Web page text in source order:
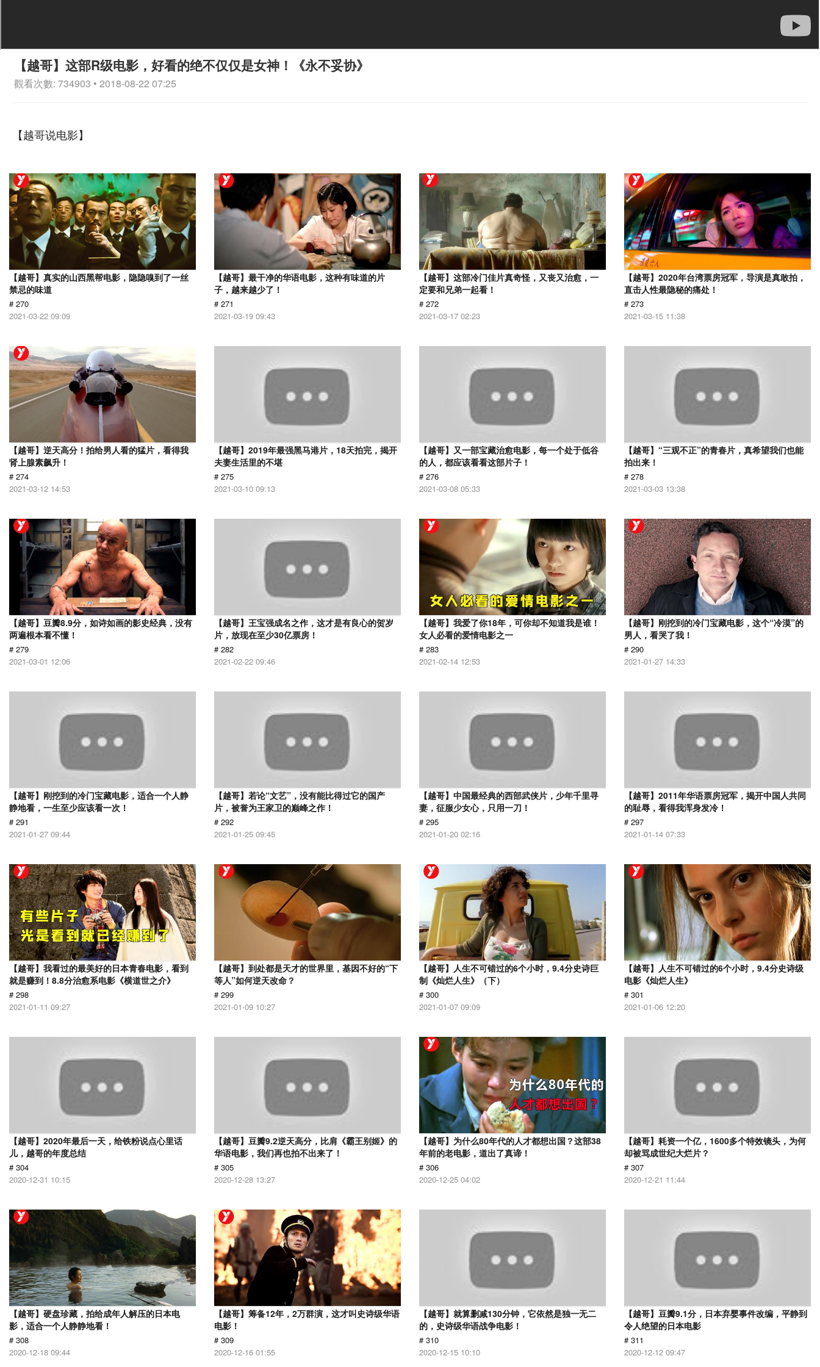
【越哥】这部R级电影，好看的绝不仅仅是女神！《永不妥协》
觀看次數: 734903 • 2018-08-22 07:25
【越哥说电影】
【越哥】真实的山西黑帮电影，隐隐嗅到了一丝
禁忌的味道
# 270
2021-03-22 09:09
【越哥】最干净的华语电影，这种有味道的片
子，越来越少了！
# 271
2021-03-19 09:43
【越哥】这部冷门佳片真奇怪，又丧又治愈，一
定要和兄弟一起看！
# 272
2021-03-17 02:23
【越哥】2020年台湾票房冠军，导演是真敢拍，
直击人性最隐秘的痛处！
# 273
2021-03-15 11:38
【越哥】逆天高分！拍给男人看的猛片，看得我
肾上腺素飙升！
# 274
2021-03-12 14:53
【越哥】2019年最强黑马港片，18天拍完，揭开
夫妻生活里的不堪
# 275
2021-03-10 09:13
【越哥】又一部宝藏治愈电影，每一个处于低谷
的人，都应该看看这部片子！
# 276
2021-03-08 05:33
【越哥】“三观不正”的青春片，真希望我们也能
拍出来！
# 278
2021-03-03 13:38
【越哥】豆瓣8.9分，如诗如画的影史经典，没有
两遍根本看不懂！
# 279
2021-03-01 12:06
【越哥】王宝强成名之作，这才是有良心的贺岁
片，放现在至少30亿票房！
# 282
2021-02-22 09:46
【越哥】我爱了你18年，可你却不知道我是谁！
女人必看的爱情电影之一
# 283
2021-02-14 12:53
【越哥】刚挖到的冷门宝藏电影，这个“冷漠”的
男人，看哭了我！
# 290
2021-01-27 14:33
【越哥】刚挖到的冷门宝藏电影，适合一个人静
静地看，一生至少应该看一次！
# 291
2021-01-27 09:44
【越哥】若论“文艺”，没有能比得过它的国产
片，被誉为王家卫的巅峰之作！
# 292
2021-01-25 09:45
【越哥】中国最经典的西部武侠片，少年千里寻
妻，征服少女心，只用一刀！
# 295
2021-01-20 02:16
【越哥】2011年华语票房冠军，揭开中国人共同
的耻辱，看得我浑身发冷！
# 297
2021-01-14 07:33
【越哥】我看过的最美好的日本青春电影，看到
就是赚到！8.8分治愈系电影《横道世之介》
# 298
2021-01-11 09:27
【越哥】到处都是天才的世界里，基因不好的“下
等人”如何逆天改命？
# 299
2021-01-09 10:27
【越哥】人生不可错过的6个小时，9.4分史诗巨
制《灿烂人生》（下）
# 300
2021-01-07 09:09
【越哥】人生不可错过的6个小时，9.4分史诗级
电影《灿烂人生》
# 301
2021-01-06 12:20
【越哥】2020年最后一天，给铁粉说点心里话
儿，越哥的年度总结
# 304
2020-12-31 10:15
【越哥】豆瓣9.2逆天高分，比肩《霸王别姬》的
华语电影，我们再也拍不出来了！
# 305
2020-12-28 13:27
【越哥】为什么80年代的人才都想出国？这部38
年前的老电影，道出了真谛！
# 306
2020-12-25 04:02
【越哥】耗资一个亿，1600多个特效镜头，为何
却被骂成世纪大烂片？
# 307
2020-12-21 11:44
【越哥】硬盘珍藏，拍给成年人解压的日本电
影，适合一个人静静地看！
# 308
2020-12-18 09:44
【越哥】筹备12年，2万群演，这才叫史诗级华语
电影！
# 309
2020-12-16 01:55
【越哥】就算删减130分钟，它依然是独一无二
的，史诗级华语战争电影！
# 310
2020-12-15 10:10
【越哥】豆瓣9.1分，日本弃婴事件改编，平静到
令人绝望的日本电影
# 311
2020-12-12 09:47